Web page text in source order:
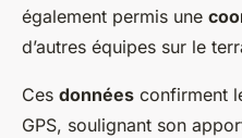
également permis une
d’autres équipes sur le
Ces données confirment
GPS, soulignant son